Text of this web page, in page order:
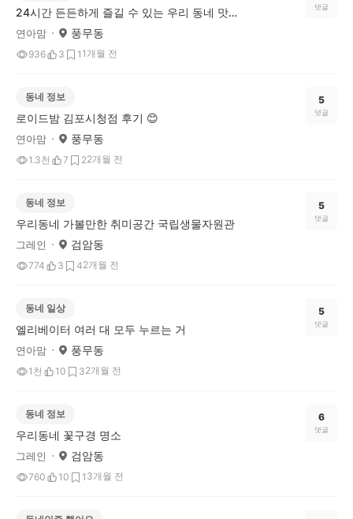
24시간 든든하게 즐길 수 있는 우리 동네 맛집! 콩심 소개해요!
연아맘 풍무동
936 3 1 1개월 전
댓글
동네 정보
로이드밤 김포시청점 후기 😊
연아맘 풍무동
1.3천 7 22개월 전
5
댓글
동네 정보
우리동네 가볼만한 취미공간 국립생물자원관
그레인 검암동
774 3 42개월 전
5
댓글
동네 일상
엘리베이터 여러 대 모두 누르는 거
연아맘 풍무동
1천 10 32개월 전
5
댓글
동네 정보
우리동네 꽃구경 명소
그레인 검암동
760 10 1 3개월 전
6
댓글